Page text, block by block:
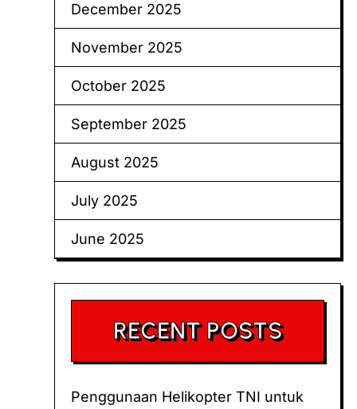
December 2025
November 2025
October 2025
September 2025
August 2025
July 2025
June 2025
RECENT POSTS
Penggunaan Helikopter TNI untuk